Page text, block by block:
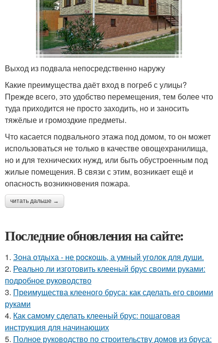
Выход из подвала непосредственно наружу
Какие преимущества даёт вход в погреб с улицы?
Прежде всего, это удобство перемещения, тем более что
туда приходится не просто заходить, но и заносить
тяжёлые и громоздкие предметы.
Что касается подвального этажа под домом, то он может
использоваться не только в качестве овощехранилища,
но и для технических нужд, или быть обустроенным под
жилые помещения. В связи с этим, возникает ещё и
опасность возникновения пожара.
читать дальше →
Последние обновления на сайте:
1. Зона отдыха - не роcкошь, а умный уголок для души.
2. Реально ли изготовить клееный брус своими руками:
подробное руководство
3. Преимущества клееного бруса: как сделать его своими
руками
4. Как самому сделать клееный брус: пошаговая
инструкция для начинающих
5. Полное руководство по строительству домов из бруса: